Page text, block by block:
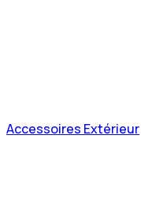
Accessoires Extérieur